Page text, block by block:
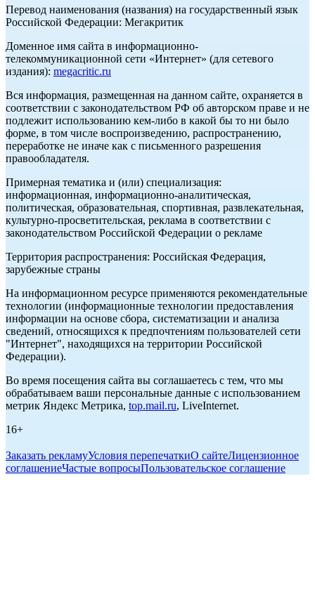
Перевод наименования (названия) на государственный язык
Российской Федерации: Мегакритик
Доменное имя сайта в информационно-
телекоммуникационной сети «Интернет» (для сетевого
издания): megacritic.ru
Вся информация, размещенная на данном сайте, охраняется в
соответствии с законодательством РФ об авторском праве и не
подлежит использованию кем-либо в какой бы то ни было
форме, в том числе воспроизведению, распространению,
переработке не иначе как с письменного разрешения
правообладателя.
Примерная тематика и (или) специализация:
информационная, информационно-аналитическая,
политическая, образовательная, спортивная, развлекательная,
культурно-просветительская, реклама в соответствии с
законодательством Российской Федерации о рекламе
Территория распространения: Российская Федерация,
зарубежные страны
На информационном ресурсе применяются рекомендательные
технологии (информационные технологии предоставления
информации на основе сбора, систематизации и анализа
сведений, относящихся к предпочтениям пользователей сети
"Интернет", находящихся на территории Российской
Федерации).
Во время посещения сайта вы соглашаетесь с тем, что мы
обрабатываем ваши персональные данные с использованием
метрик Яндекс Метрика, top.mail.ru, LiveInternet.
16+
Заказать рекламуУсловия перепечаткиО сайтеЛицензионное
соглашениеЧастые вопросыПользовательское соглашение